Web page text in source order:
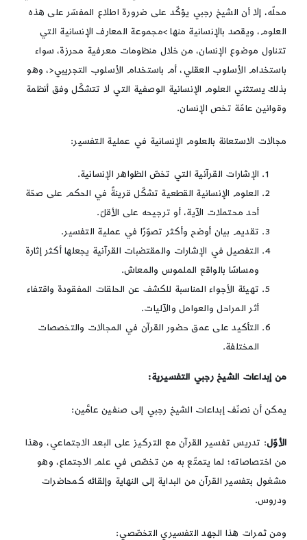
محلّه، إلا أن الشيخ رجبي يؤكّد على ضرورة اطلاع المفسّر على هذه
العلوم، ويقصد بالإنسانية منها >مجموعة المعارف الإنسانية التي
تتناول موضوع الإنسان، من خلال منظومات معرفية محرزة، سواء
باستخدام الأسلوب العقلي، أم باستخدام الأسلوب التجريبي<، وهو
بذلك يستثني العلوم الإنسانية الوصفية التي لا تتشكّل وفق أنظمة
وقوانين عامّة تخص الإنسان.
مجالات الاستعانة بالعلوم الإنسانية في عملية التفسير:
الإشارات القرآنية التي تخصّ الظواهر الإنسانية.
العلوم الإنسانية القطعية تشكّل قرينةً في الحكم على صحّة
أحد محتملات الآية، أو ترجيحه على الأقلّ.
تقديم بيان أوضح وأكثر تصوّرًا في عملية التفسير.
التفصيل في الإشارات والمقتضبات القرآنية يجعلها أكثر إثارة
ومساسًا بالواقع الملموس والمعاش.
تهيئة الأجواء المناسبة للكشف عن الحلقات المفقودة واقتفاء
أثر المراحل والعوامل والآليات.
التأكيد على عمق حضور القرآن في المجالات والتخصصات
المختلفة.
من إبداعات الشيخ رجبي التفسيرية:
يمكن أن نصنّف إبداعات الشيخ رجبي إلى صنفين عامَّين:
الأوّل: تدريس تفسير القرآن مع التركيز على البعد الاجتماعي، وهذا
من اختصاصاته؛ لما يتمتّع به من تخصّص في علم الاجتماع، وهو
مشغول بتفسير القرآن من البداية إلى النهاية وإلقائه كمحاضرات
ودروس.
ومن ثمرات هذا الجهد التفسيري التخصّصي: